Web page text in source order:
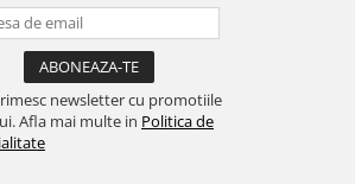
newsletter cu promotiile
Afla mai multe in Politica de